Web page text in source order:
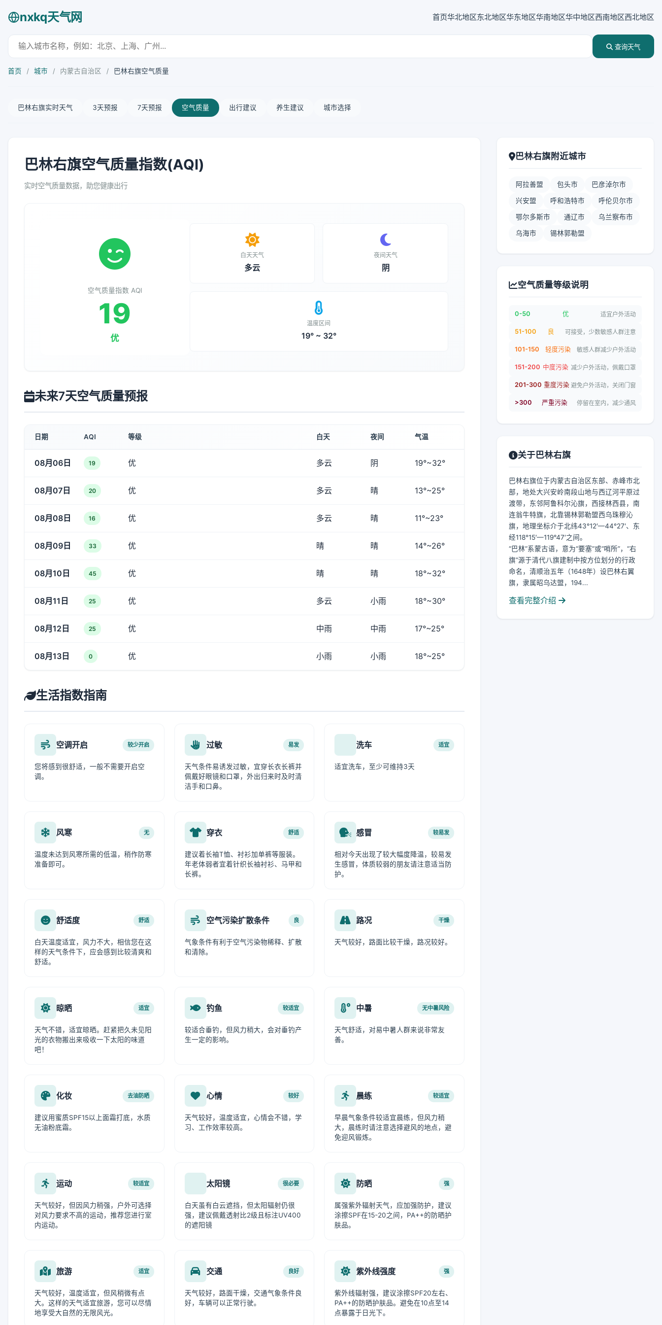
nxkq天气网 首页华北地区东北地区华东地区华南地区华中地区西南地区西北地区
查询天气
首页 / 城市 / 内蒙古自治区 / 巴林右旗空气质量
巴林右旗实时天气 3天预报 7天预报 空气质量 出行建议 养生建议 城市选择
巴林右旗空气质量指数(AQI)
实时空气质量数据，助您健康出行
空气质量指数 AQI
19
优
白天天气
多云
夜间天气
阴
温度区间
19° ~ 32°
未来7天空气质量预报
日期 AQI 等级 白天 夜间 气温
08月06日 19 优 多云 阴 19°~32°
08月07日 20 优 多云 晴 13°~25°
08月08日 16 优 多云 晴 11°~23°
08月09日 33 优 晴 晴 14°~26°
08月10日 45 优 晴 晴 18°~32°
08月11日 25 优 多云 小雨 18°~30°
08月12日 25 优 中雨 中雨 17°~25°
08月13日 0 优 小雨 小雨 18°~25°
生活指数指南
空调开启 较少开启
您将感到很舒适，一般不需要开启空
调。
过敏 易发
天气条件易诱发过敏，宜穿长衣长裤并
佩戴好眼镜和口罩，外出归来时及时清
洁手和口鼻。
洗车 适宜
适宜洗车，至少可维持3天
风寒 无
温度未达到风寒所需的低温，稍作防寒
准备即可。
穿衣 舒适
建议着长袖T恤、衬衫加单裤等服装。
年老体弱者宜着针织长袖衬衫、马甲和
长裤。
感冒 较易发
相对今天出现了较大幅度降温，较易发
生感冒，体质较弱的朋友请注意适当防
护。
舒适度 舒适
白天温度适宜，风力不大，相信您在这
样的天气条件下，应会感到比较清爽和
舒适。
空气污染扩散条件 良
气象条件有利于空气污染物稀释、扩散
和清除。
路况 干燥
天气较好，路面比较干燥，路况较好。
晾晒 适宜
天气不错，适宜晾晒。赶紧把久未见阳
光的衣物搬出来吸收一下太阳的味道
吧！
钓鱼 较适宜
较适合垂钓，但风力稍大，会对垂钓产
生一定的影响。
中暑 无中暑风险
天气舒适，对易中暑人群来说非常友
善。
化妆 去油防晒
建议用蜜质SPF15以上面霜打底，水质
无油粉底霜。
心情 较好
天气较好，温度适宜，心情会不错，学
习、工作效率较高。
晨练 较适宜
早晨气象条件较适宜晨练，但风力稍
大，晨练时请注意选择避风的地点，避
免迎风锻炼。
运动 较适宜
天气较好，但因风力稍强，户外可选择
对风力要求不高的运动，推荐您进行室
内运动。
太阳镜 很必要
白天虽有白云遮挡，但太阳辐射仍很
强，建议佩戴透射比2级且标注UV400
的遮阳镜
防晒 强
属强紫外辐射天气，应加强防护，建议
涂擦SPF在15-20之间，PA++的防晒护
肤品。
旅游 适宜
天气较好，温度适宜，但风稍微有点
大。这样的天气适宜旅游，您可以尽情
地享受大自然的无限风光。
交通 良好
天气较好，路面干燥，交通气象条件良
好，车辆可以正常行驶。
紫外线强度 强
紫外线辐射强，建议涂擦SPF20左右、
PA++的防晒护肤品。避免在10点至14
点暴露于日光下。
巴林右旗附近城市
阿拉善盟 包头市 巴彦淖尔市
兴安盟 呼和浩特市 呼伦贝尔市
鄂尔多斯市 通辽市 乌兰察布市
乌海市 锡林郭勒盟
空气质量等级说明
0-50 优 适宜户外活动
51-100 良 可接受，少数敏感人群注意
101-150 轻度污染 敏感人群减少户外活动
151-200 中度污染 减少户外活动，佩戴口罩
201-300 重度污染 避免户外活动，关闭门窗
>300 严重污染 停留在室内，减少通风
关于巴林右旗
巴林右旗位于内蒙古自治区东部、赤峰市北
部，地处大兴安岭南段山地与西辽河平原过
渡带，东邻阿鲁科尔沁旗，西接林西县，南
连翁牛特旗，北靠锡林郭勒盟西乌珠穆沁
旗，地理坐标介于北纬43°12′—44°27′、东
经118°15′—119°47′之间。
“巴林”系蒙古语，意为“要塞”或“哨所”，“右
旗”源于清代八旗建制中按方位划分的行政
命名，清顺治五年（1648年）设巴林右翼
旗，隶属昭乌达盟，194...
查看完整介绍